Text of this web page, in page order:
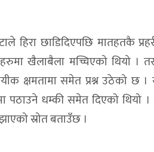
हिरा छाडिदिएपछि मातहतकै
खैलाबैला मच्चिएको थियो ।
क्षमतामा समेत प्रश्न उठेको छ ।
पठाउने धम्की समेत दिएको थियो ।
स्रोत बताउँछ ।